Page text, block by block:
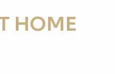
HOME